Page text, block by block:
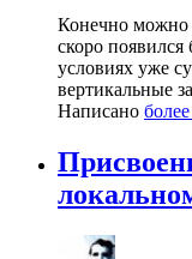
Конечно можно
скоро появился
условиях уже
вертикальные
Написано